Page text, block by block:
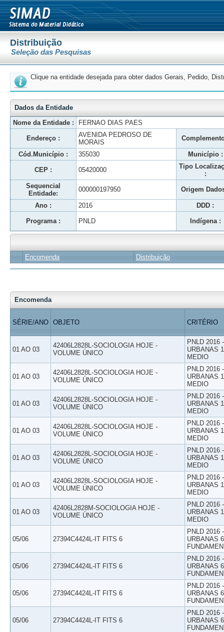
Distribuição
Seleção das Pesquisas
Clique na entidade desejada para obter dados Gerais, Pedido,
Dados da Entidade
Nome da Entidade :
FERNAO DIAS PAES
Endereço :
AVENIDA PEDROSO DE
MORAIS
Cód.Município : 355030 Município :
CEP : 05420000
Tipo
:
Sequencial
Entidade:
000000197950 Origem
Ano : 2016 DDD :
Programa : PNLD Indígena :
Encomenda Distribuição
Encomenda
SÉRIE/ANO OBJETO CRITÉRIO
01 AO 03
42406L2828L-SOCIOLOGIA HOJE -
VOLUME ÚNICO
PNLD 2016
URBANAS
MEDIO
01 AO 03
42406L2828L-SOCIOLOGIA HOJE -
VOLUME ÚNICO
PNLD 2016
URBANAS
MEDIO
01 AO 03
42406L2828L-SOCIOLOGIA HOJE -
VOLUME ÚNICO
PNLD 2016
URBANAS
MEDIO
01 AO 03
42406L2828L-SOCIOLOGIA HOJE -
VOLUME ÚNICO
PNLD 2016
URBANAS
MEDIO
01 AO 03
42406L2828L-SOCIOLOGIA HOJE -
VOLUME ÚNICO
PNLD 2016
URBANAS
MEDIO
01 AO 03
42406L2828L-SOCIOLOGIA HOJE -
VOLUME ÚNICO
PNLD 2016
URBANAS
MEDIO
01 AO 03
42406L2828M-SOCIOLOGIA HOJE -
VOLUME ÚNICO
PNLD 2016
URBANAS
MEDIO
05/06 27394C4424L-IT FITS 6
PNLD 2016
URBANAS
05/06 27394C4424L-IT FITS 6
PNLD 2016
URBANAS
05/06 27394C4424L-IT FITS 6
PNLD 2016
URBANAS
05/06 27394C4424L-IT FITS 6
PNLD 2016
URBANAS